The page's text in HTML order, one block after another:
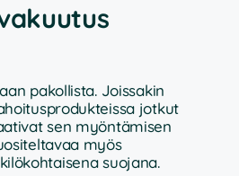
pakollista. Joissakin
jotkut
sen myöntämisen
myös
suojana.